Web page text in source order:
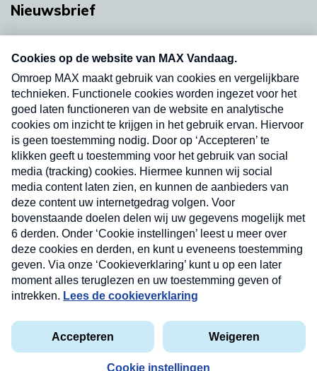
Nieuwsbrief
nieuwsbrief. Elke vrijdag- en dinsdagochtend in
uw mailbox.
Verzend
Privacyverklaring
Cookieverklaring
Kwetsbaarheid melden
Copyright © 2026 MAX Vandaag - Omroep MAX
Nieuwsbrief
Neem hier een gratis abonnement op onze
nieuwsbrief. Elke vrijdag- en dinsdagochtend in uw